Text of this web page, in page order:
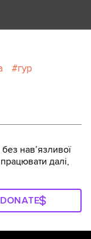
гур
навʼязливої
далі,
DONATE